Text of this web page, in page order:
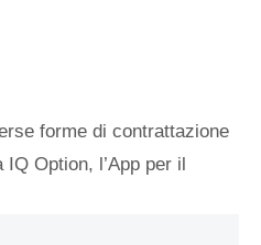
forme di contrattazione
Option, l’App per il